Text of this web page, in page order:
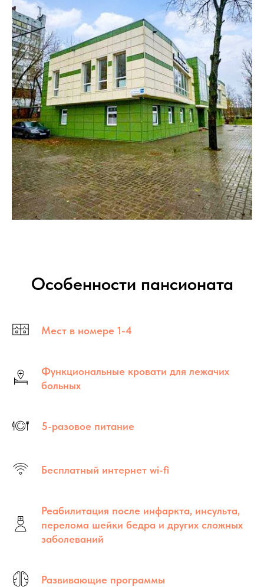
Особенности пансионата
Мест в номере 1-4
Функциональные кровати для лежачих
больных
5-разовое питание
Бесплатный интернет wi-fi
Реабилитация после инфаркта, инсульта,
перелома шейки бедра и других сложных
заболеваний
Развивающие программы